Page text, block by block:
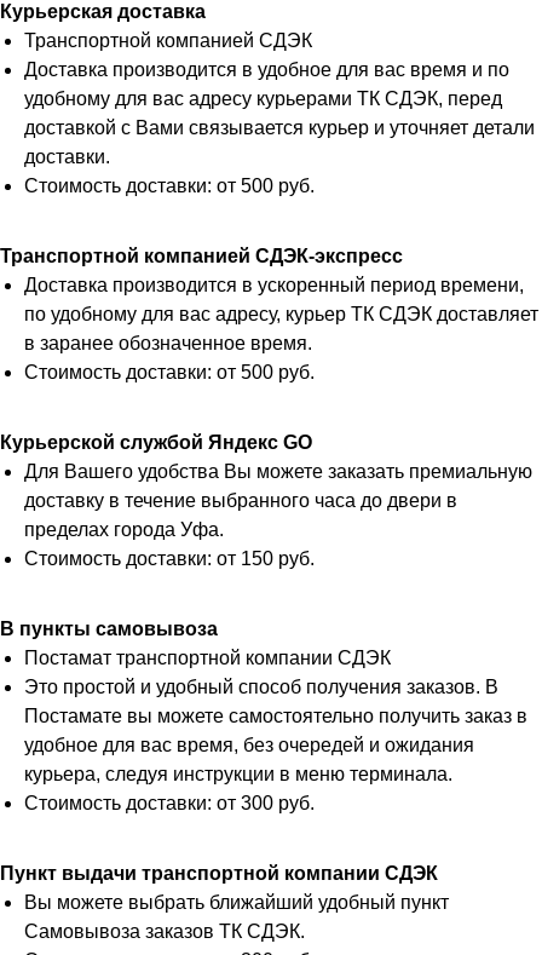
Курьерская доставка
Транспортной компанией СДЭК
Доставка производится в удобное для вас время и по
удобному для вас адресу курьерами ТК СДЭК, перед
доставкой с Вами связывается курьер и уточняет детали
доставки.
Стоимость доставки: от 500 руб.
Транспортной компанией СДЭК-экспресс
Доставка производится в ускоренный период времени,
по удобному для вас адресу, курьер ТК СДЭК доставляет
в заранее обозначенное время.
Стоимость доставки: от 500 руб.
Курьерской службой Яндекс GO
Для Вашего удобства Вы можете заказать премиальную
доставку в течение выбранного часа до двери в
пределах города Уфа.
Стоимость доставки: от 150 руб.
В пункты самовывоза
Постамат транспортной компании СДЭК
Это простой и удобный способ получения заказов. В
Постамате вы можете самостоятельно получить заказ в
удобное для вас время, без очередей и ожидания
курьера, следуя инструкции в меню терминала.
Стоимость доставки: от 300 руб.
Пункт выдачи транспортной компании СДЭК
Вы можете выбрать ближайший удобный пункт
Самовывоза заказов ТК СДЭК.